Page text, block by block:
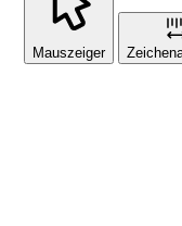
Mauszeiger